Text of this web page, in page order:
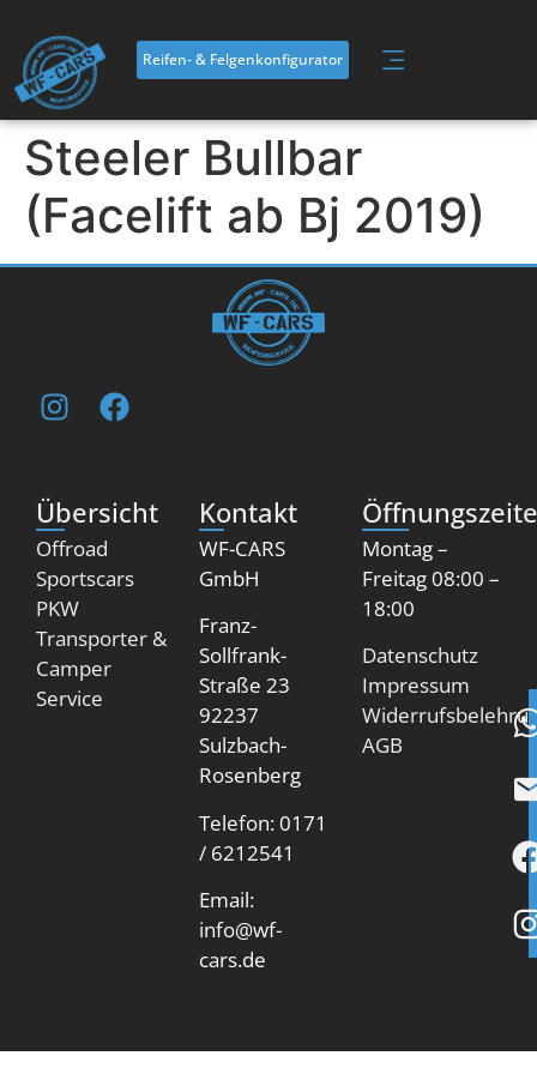
springen
Reifen- & Felgenkonfigurator
Steeler Bullbar
(Facelift ab Bj 2019)
Übersicht
Offroad
Sportscars
PKW
Transporter &
Camper
Service
Kontakt
WF-CARS
GmbH
Franz-
Sollfrank-
Straße 23
92237
Sulzbach-
Rosenberg
Telefon: 0171
/ 6212541
Email:
info@wf-
cars.de
Montag –
Freitag 08:00 –
18:00
Datenschutz
Impressum
AGB